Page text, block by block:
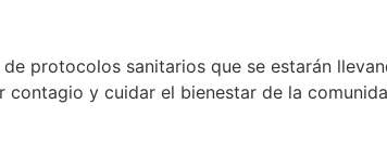
protocolos sanitarios que se estarán
y cuidar el bienestar de la